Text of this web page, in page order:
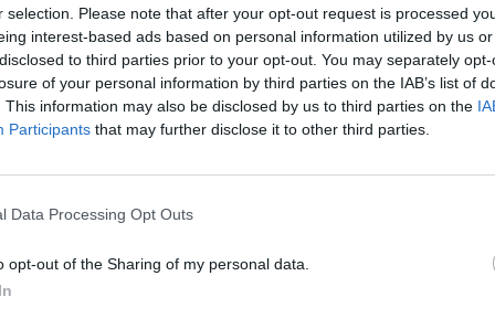
selection. Please note that after your opt-out request is processed
interest-based ads based on personal information utilized by us
to third parties prior to your opt-out. You may separately
of your personal information by third parties on the IAB’s list of
This information may also be disclosed by us to third parties on the
Participants that may further disclose it to other third parties.
Data Processing Opt Outs
opt-out of the Sharing of my personal data.
która charakteryzuje się utratą komórek zwojowych
główną przyczyną ślepoty. Dodatkowo nie ma terapii,
uszkodzeniu komórek nerwowych. Naukowcy
że tę ochronną rolę może pełnić suplementacja
15:28
Polsce ma ten problem. To cichy
bo większość osób nie wie, że